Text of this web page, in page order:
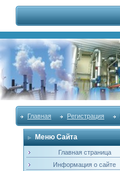
Главная Регистрация
Меню Сайта
Главная страница
Информация о сайте